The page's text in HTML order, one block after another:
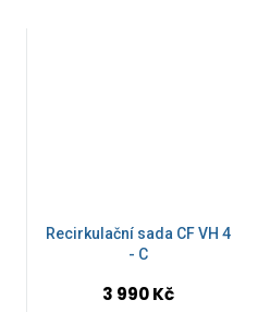
Recirkulační sada CF VH 4
- C
3 990 Kč